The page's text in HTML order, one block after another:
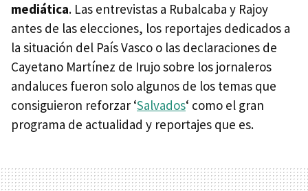
mediática. Las entrevistas a Rubalcaba y Rajoy
antes de las elecciones, los reportajes dedicados a
la situación del País Vasco o las declaraciones de
Cayetano Martínez de Irujo sobre los jornaleros
andaluces fueron solo algunos de los temas que
consiguieron reforzar ‘Salvados‘ como el gran
programa de actualidad y reportajes que es.